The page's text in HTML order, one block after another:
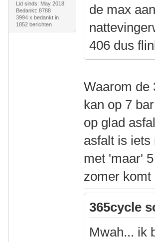
Lid sinds: May 2018
Bedankt: 8788
3994 x bedankt in
1852 berichten
de max
406 dus
Waarom de
kan op 7
op glad
asfalt is iets
met 'maar'
zomer komt
365cycle
Mwah... ik